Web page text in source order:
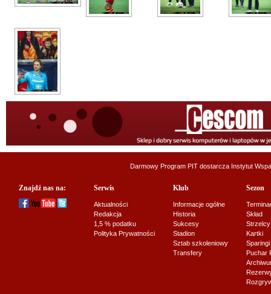
Darmowy Program PIT dostarcza Instytut
Znajdź nas na: Serwis
Aktualności
Redakcja
1,5 % podatku
Polityka Prywatności
Klub
Informacje ogólne
Historia
Sukcesy
Stadion
Sztab szkoleniowy
Transfery
Sezon
Skład
Strzelcy
Kartki
Sparingi
Puchar